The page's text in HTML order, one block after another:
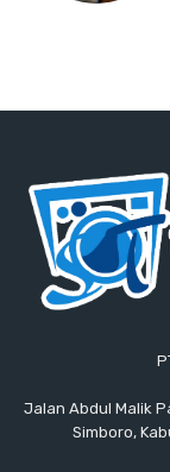
Jalan Abdul Malik
Simboro,